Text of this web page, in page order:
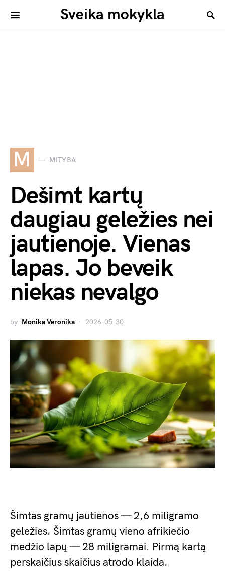
Sveika mokykla
M MITYBA
Dešimt kartų
daugiau geležies nei
jautienoje. Vienas
lapas. Jo beveik
niekas nevalgo
by Monika Veronika 2026-05-30
Šimtas gramų jautienos — 2,6 miligramo
geležies. Šimtas gramų vieno afrikiečio
medžio lapų — 28 miligramai. Pirmą kartą
perskaičius skaičius atrodo klaida.